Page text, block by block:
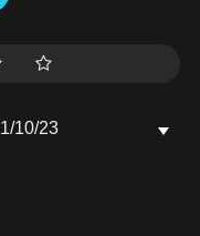
10/23